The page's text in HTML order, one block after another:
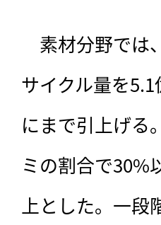
素材分野では
サイクル量を
にまで引上げる
ミの割合で30%
上とした。一